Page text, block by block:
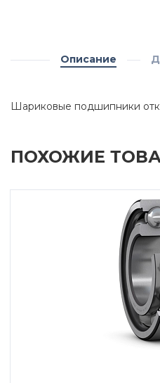
Описание
Шариковые подшипники
ПОХОЖИЕ